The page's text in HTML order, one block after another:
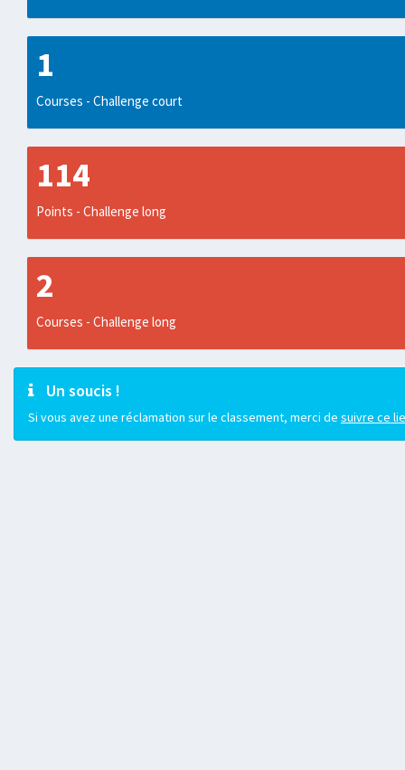
1
Courses - Challenge court
114
Points - Challenge long
2
Courses - Challenge long
Un soucis !
Si vous avez une réclamation sur le classement, merci de suivre ce